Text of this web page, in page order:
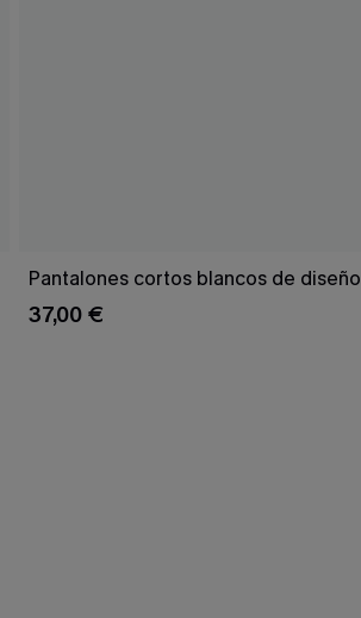
Pantalones cortos blancos de diseño
37,00 €